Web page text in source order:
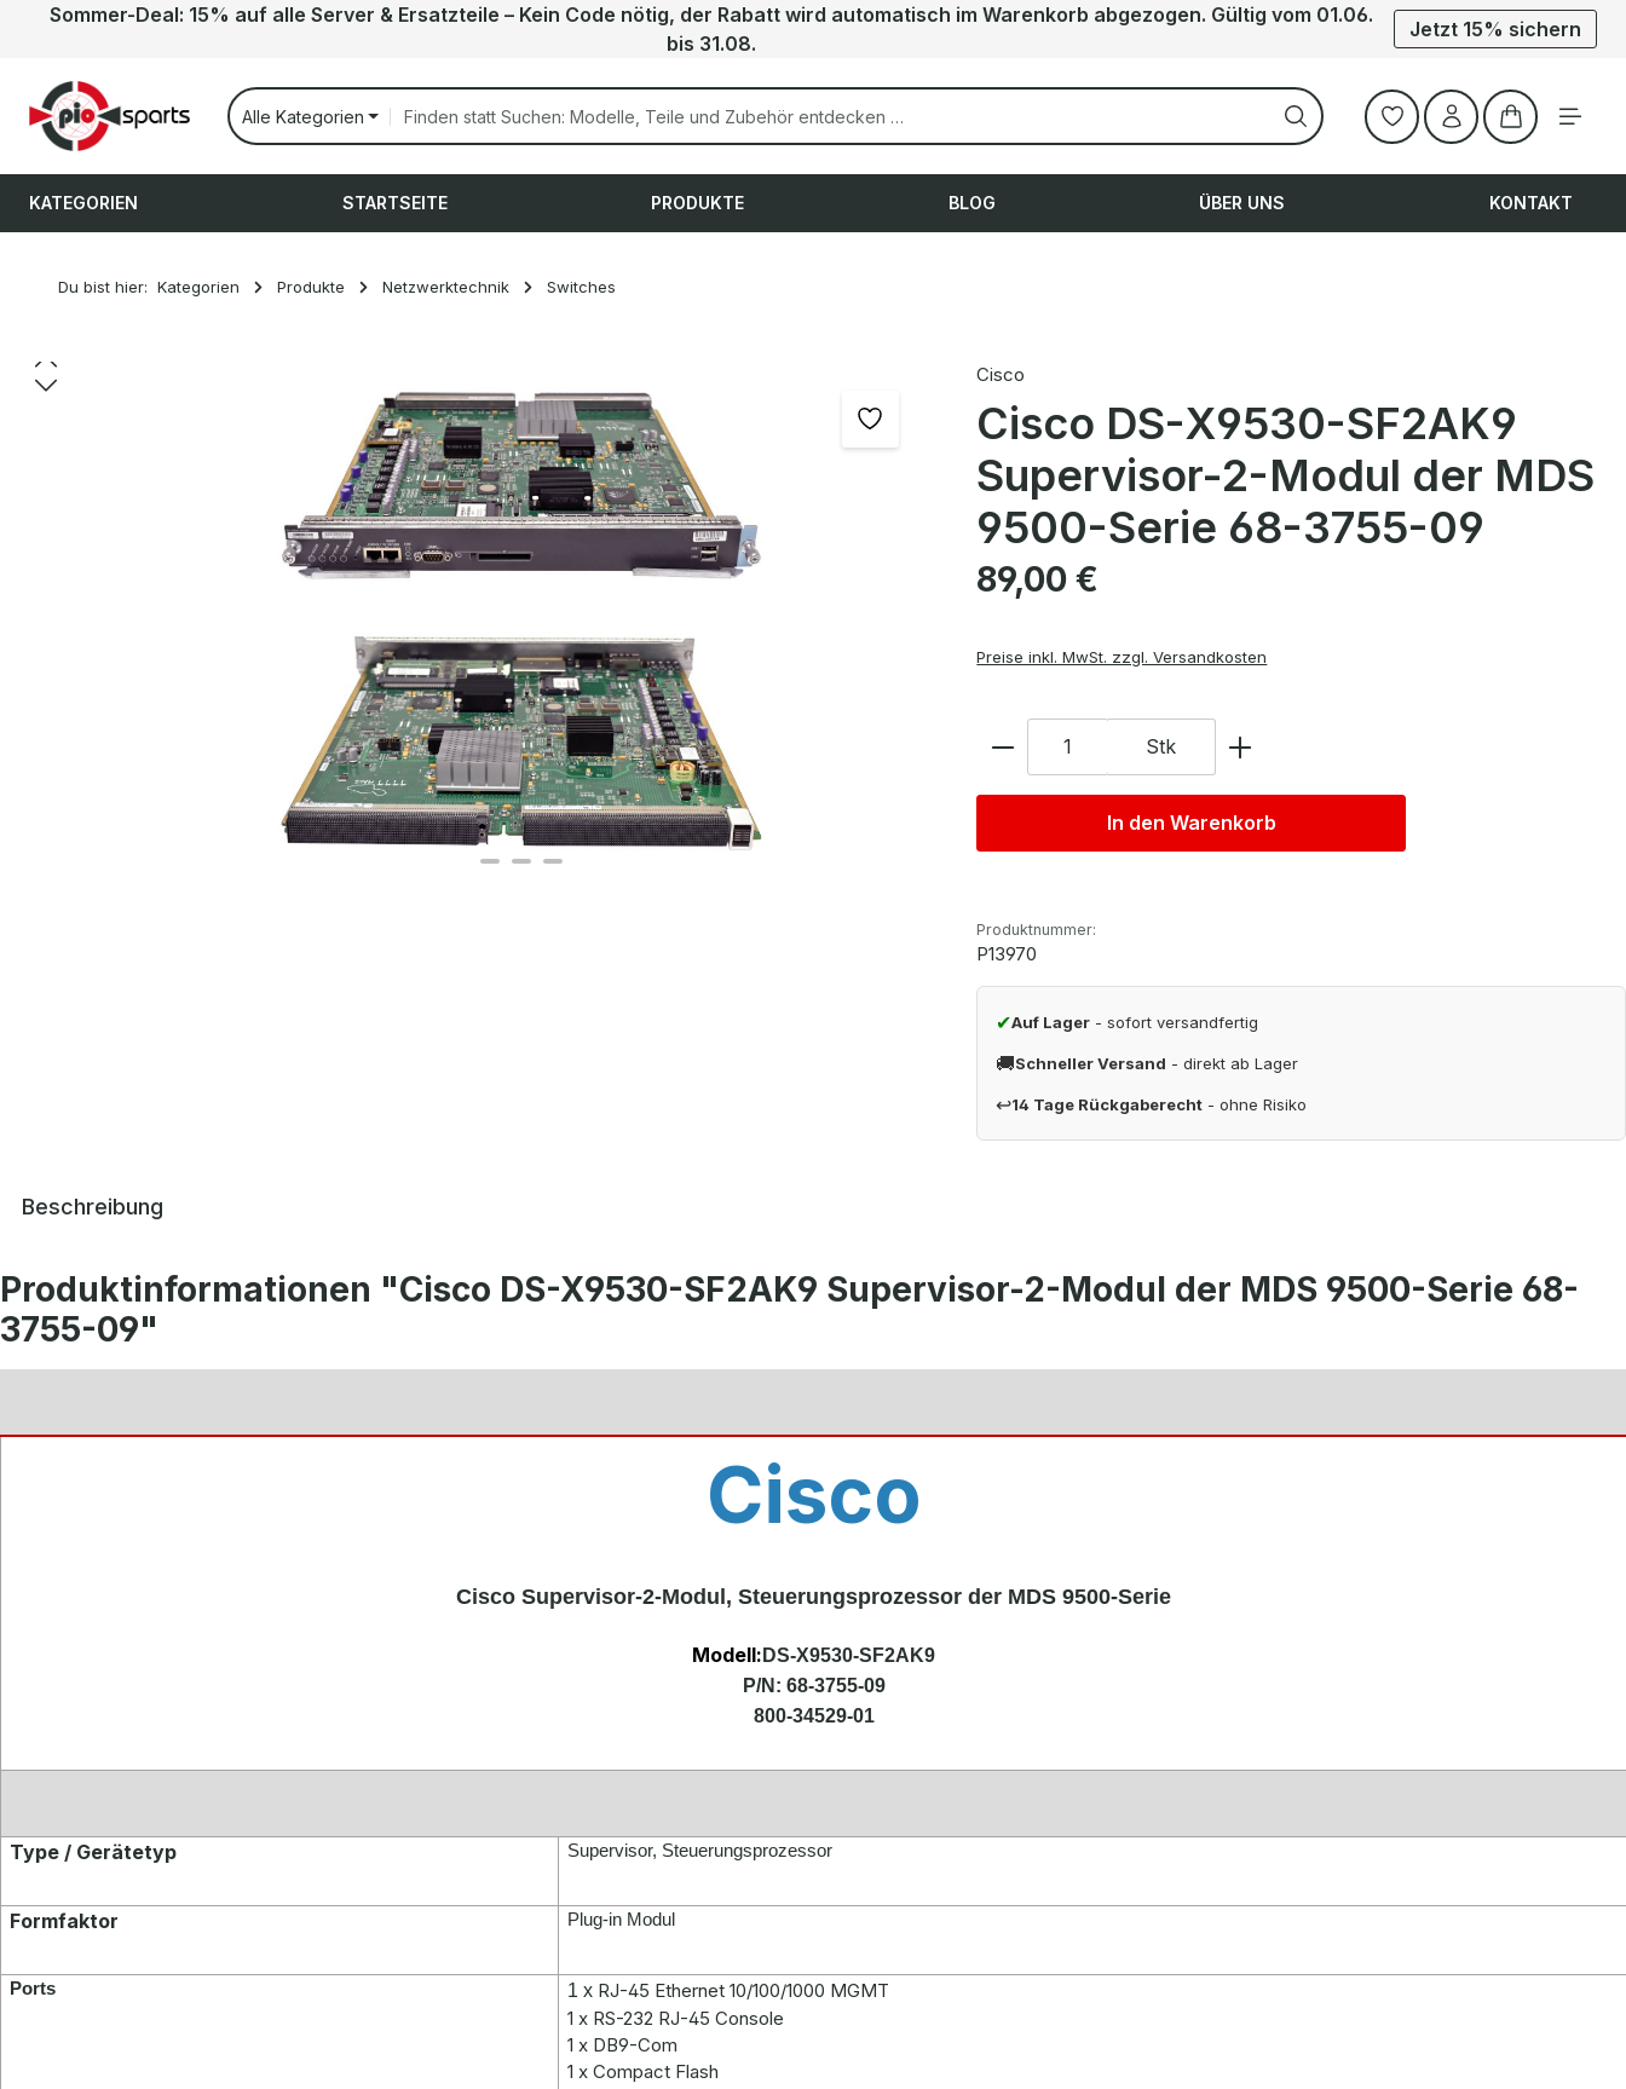
Hauptinhalt springen
Zur Suche springen
Zur Hauptnavigation springen
Sommer-Deal: 15% auf alle Server & Ersatzteile – Kein Code nötig, der Rabatt wird automatisch im Warenkorb abgezogen. Gültig vom 01.06.
bis 31.08.
Jetzt 15% sichern
Alle Kategorien
Warenkorb
KATEGORIEN STARTSEITE PRODUKTE BLOG ÜBER UNS KONTAKT
Du bist hier: Kategorien Produkte Netzwerktechnik Switches
Bildergalerie überspringen Cisco
Cisco DS-X9530-SF2AK9
Supervisor-2-Modul der MDS
9500-Serie 68-3755-09
Regulärer Preis:
89,00 €
Preise inkl. MwSt. zzgl. Versandkosten
Anzahl Stk
In den Warenkorb
Produktnummer:
P13970
✔Auf Lager - sofort versandfertig
🚚Schneller Versand - direkt ab Lager
↩14 Tage Rückgaberecht - ohne Risiko
Beschreibung
Produktinformationen "Cisco DS-X9530-SF2AK9 Supervisor-2-Modul der MDS 9500-Serie 68-
3755-09"
Cisco
Cisco Supervisor-2-Modul, Steuerungsprozessor der MDS 9500-Serie
Modell: DS-X9530-SF2AK9
P/N: 68-3755-09
800-34529-01
Type / Gerätetyp Supervisor, Steuerungsprozessor
Formfaktor Plug-in Modul
Ports 1 x RJ-45 Ethernet 10/100/1000 MGMT
1 x RS-232 RJ-45 Console
1 x DB9-Com
1 x Compact Flash